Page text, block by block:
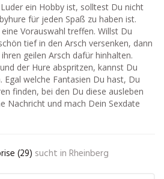
ein Hobby ist, solltest Du nicht
für jeden Spaß zu haben ist.
Vorauswahl treffen. Willst Du
tief in den Arsch versenken, dann
geilen Arsch dafür hinhalten.
der Hure abspritzen, kannst Du
Egal welche Fantasien Du hast, Du
finden, bei den Du diese ausleben
Nachricht und mach Dein Sexdate
(29) sucht in Rheinberg